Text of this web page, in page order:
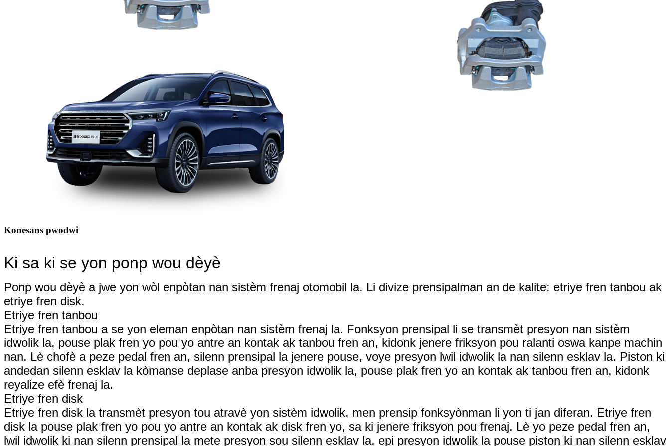
Konesans pwodwi
Ki sa ki se yon ponp wou dèyè
Ponp wou dèyè a jwe yon wòl enpòtan nan sistèm frenaj otomobil la. Li divize prensipalman an de kalite: etriye fren tanbou ak
etriye fren disk.
Etriye fren tanbou
Etriye fren tanbou a se yon eleman enpòtan nan sistèm frenaj la. Fonksyon prensipal li se transmèt presyon nan sistèm
idwolik la, pouse plak fren yo pou yo antre an kontak ak tanbou fren an, kidonk jenere friksyon pou ralanti oswa kanpe machin
nan. Lè chofè a peze pedal fren an, silenn prensipal la jenere pouse, voye presyon lwil idwolik la nan silenn esklav la. Piston ki
andedan silenn esklav la kòmanse deplase anba presyon idwolik la, pouse plak fren yo an kontak ak tanbou fren an, kidonk
reyalize efè frenaj la.
Etriye fren disk
Etriye fren disk la transmèt presyon tou atravè yon sistèm idwolik, men prensip fonksyònman li yon ti jan diferan. Etriye fren
disk la pouse plak fren yo pou yo antre an kontak ak disk fren yo, sa ki jenere friksyon pou frenaj. Lè yo peze pedal fren an,
lwil idwolik ki nan silenn prensipal la mete presyon sou silenn esklav la, epi presyon idwolik la pouse piston ki nan silenn esklav